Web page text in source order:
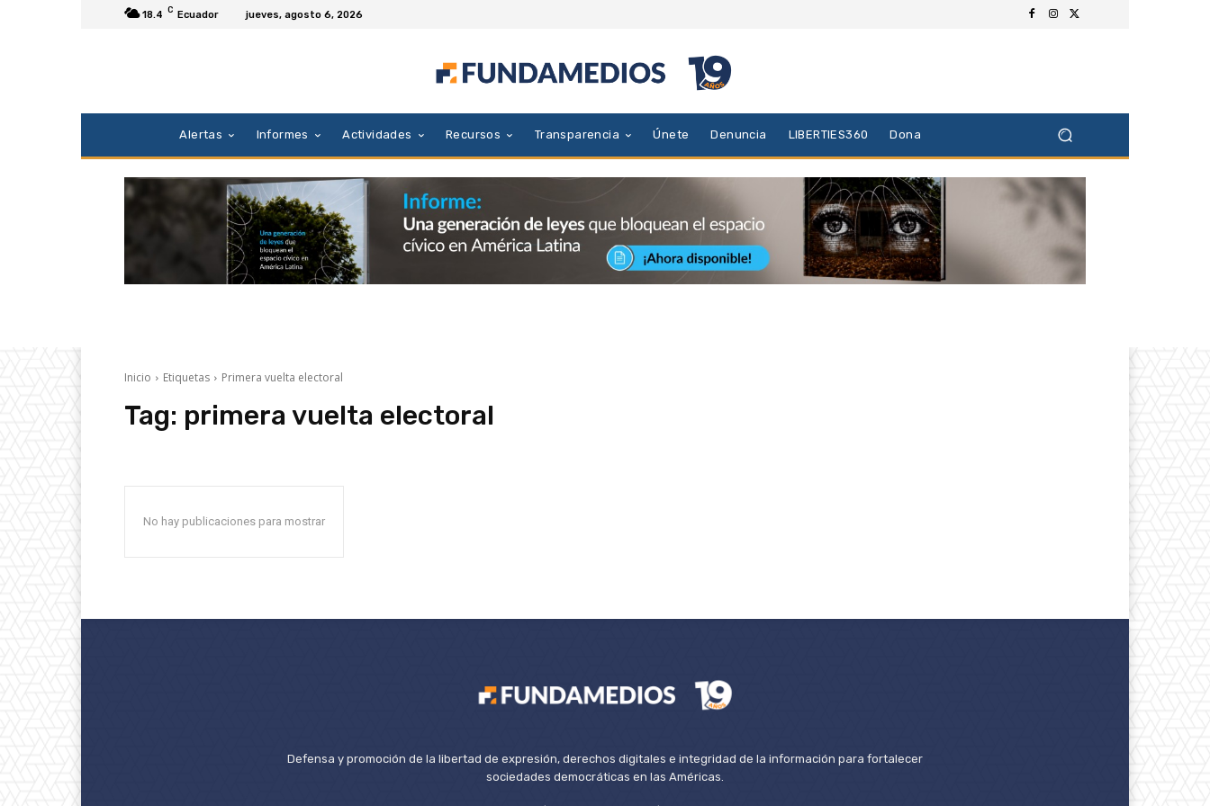
18.4 C Ecuador jueves, agosto 6, 2026
Alertas Informes Actividades Recursos Transparencia Únete Denuncia LIBERTIES360 Dona
Inicio Etiquetas Primera vuelta electoral
Tag: primera vuelta electoral
No hay publicaciones para mostrar
Defensa y promoción de la libertad de expresión, derechos digitales e integridad de la información para fortalecer
sociedades democráticas en las Américas.